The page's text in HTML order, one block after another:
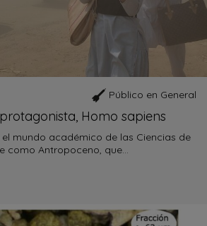
Público en General
Homo sapiens
mundo académico de las Ciencias de
como Antropoceno, que…